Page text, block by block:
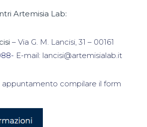
Artemisia Lab:
– Via G. M. Lancisi, 31 – 00161
E-mail: lancisi@artemisialab.it
appuntamento compilare il form